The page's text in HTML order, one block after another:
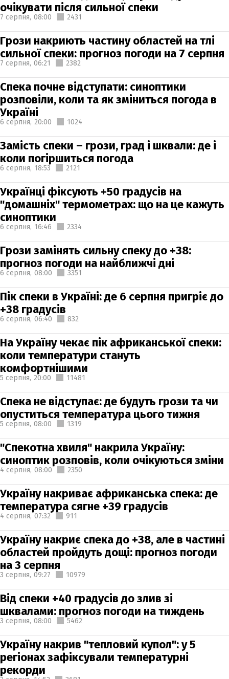
очікувати після сильної спеки
7 серпня, 08:00 2431
Грози накриють частину областей на тлі
сильної спеки: прогноз погоди на 7 серпня
7 серпня, 06:21 2382
Спека почне відступати: синоптики
розповіли, коли та як зміниться погода в
Україні
6 серпня, 20:00 1024
Замість спеки – грози, град і шквали: де і
коли погіршиться погода
6 серпня, 18:53 2121
Українці фіксують +50 градусів на
"домашніх" термометрах: що на це кажуть
синоптики
6 серпня, 16:46 2334
Грози замінять сильну спеку до +38:
прогноз погоди на найближчі дні
6 серпня, 08:00 3351
Пік спеки в Україні: де 6 серпня пригріє до
+38 градусів
6 серпня, 06:40 832
На Україну чекає пік африканської спеки:
коли температури стануть
комфортнішими
5 серпня, 20:00 11481
Спека не відступає: де будуть грози та чи
опуститься температура цього тижня
5 серпня, 08:00 1319
"Спекотна хвиля" накрила Україну:
синоптик розповів, коли очікуються зміни
4 серпня, 08:00 2350
Україну накриває африканська спека: де
температура сягне +39 градусів
4 серпня, 07:32 911
Україну накриє спека до +38, але в частині
областей пройдуть дощі: прогноз погоди
на 3 серпня
3 серпня, 09:27 10979
Від спеки +40 градусів до злив зі
шквалами: прогноз погоди на тиждень
3 серпня, 08:00 5462
Україну накрив "тепловий купол": у 5
регіонах зафіксували температурні
рекорди